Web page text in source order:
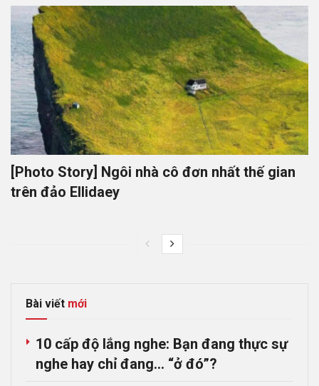
[Photo Story] Ngôi nhà cô đơn nhất thế gian
trên đảo Ellidaey
Bài viết mới
10 cấp độ lắng nghe: Bạn đang thực sự
nghe hay chỉ đang… “ở đó”?